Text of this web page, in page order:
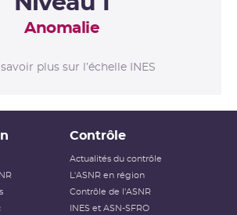
Anomalie
INES
savoir plus sur l’échelle INES
Contrôle
Actualités du contrôle
L'ASNR en région
Contrôle de l'ASNR
INES et ASN-SFRO